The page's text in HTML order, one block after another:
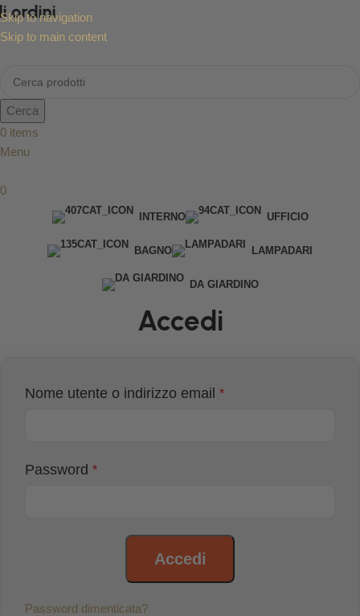
Skip to navigation
Skip to main content
Cerca
0 items
Menu
0
INTERNO UFFICIO
BAGNO LAMPADARI
DA GIARDINO
Accedi
Nome utente o indirizzo email *
Password *
Accedi
Password dimenticata?